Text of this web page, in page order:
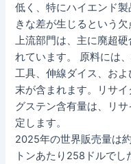
低く、特にハイエンド
きな差が生じるという欠
上流部門は、主に廃超
れています。 原料には
工具、伸線ダイス、お
末が含まれます。リサ
グステン含有量は、リ
定します。
2025年の世界販売量は
トンあたり258ドルでし